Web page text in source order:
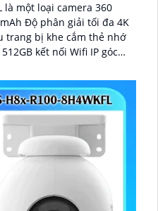
là một loại camera 360
Độ phân giải tối đa 4K
trang bị khe cắm thẻ nhớ
kết nối Wifi IP góc